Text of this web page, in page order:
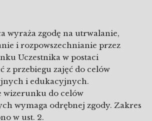
wyraża zgodę na utrwalanie,
i rozpowszechnianie przez
Uczestnika w postaci
z przebiegu zajęć do celów
i edukacyjnych.
wizerunku do celów
wymaga odrębnej zgody. Zakres
w ust. 2.